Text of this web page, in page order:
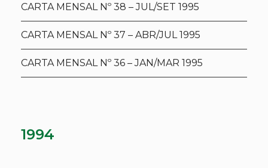
CARTA MENSAL Nº 38 – JUL/SET 1995
CARTA MENSAL Nº 37 – ABR/JUL 1995
CARTA MENSAL Nº 36 – JAN/MAR 1995
1994